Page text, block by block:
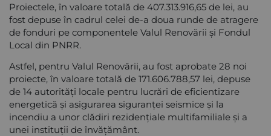
Proiectele, în valoare totală de 407.313.916,65 de lei, au
fost depuse în cadrul celei de-a doua runde de atragere
de fonduri pe componentele Valul Renovării și Fondul
Local din PNRR.
Astfel, pentru Valul Renovării, au fost aprobate 28 noi
proiecte, în valoare totală de 171.606.788,57 lei, depuse
de 14 autorități locale pentru lucrări de eficientizare
energetică și asigurarea siguranței seismice și la
incendiu a unor clădiri rezidențiale multifamiliale și a
unei instituții de învățământ.